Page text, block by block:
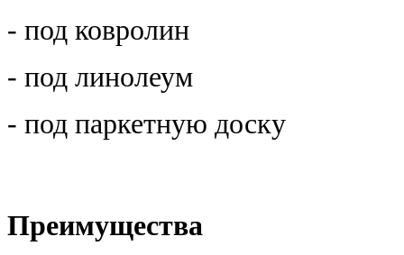
- под ковролин
- под линолеум
- под паркетную доску
Преимущества